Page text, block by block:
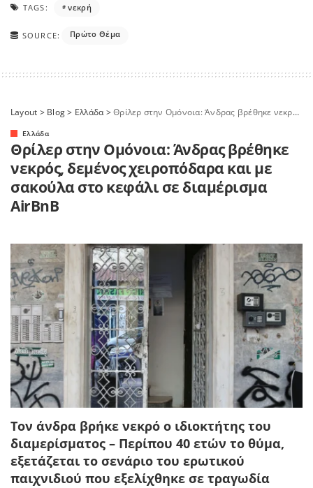
TAGS: νεκρή
SOURCE: Πρώτο Θέμα
Layout > Blog> Ελλάδα>Θρίλερ στην Ομόνοια: Άνδρας βρέθηκε νεκρός, δεμένος χειροπόδαρα και με σακούλα στο κεφάλι σε διαμέρισμα AirBnB
Ελλάδα
Θρίλερ στην Ομόνοια: Άνδρας βρέθηκε
νεκρός, δεμένος χειροπόδαρα και με
σακούλα στο κεφάλι σε διαμέρισμα
AirBnB
Τον άνδρα βρήκε νεκρό ο ιδιοκτήτης του
διαμερίσματος – Περίπου 40 ετών το θύμα,
εξετάζεται το σενάριο του ερωτικού
παιχνιδιού που εξελίχθηκε σε τραγωδία